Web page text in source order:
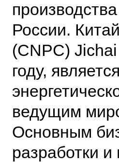
России.
(CNPC)
году,
ведущим
Основным
разработки и